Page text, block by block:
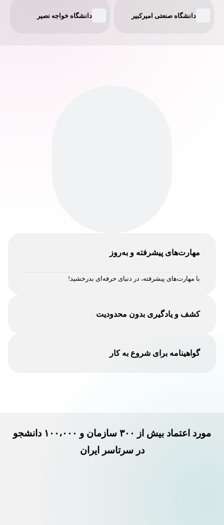
دانشگاه خواجه نصیر دانشگاه صنعتی امیر‌کبیر
مهارت‌های پیشرفته و به‌روز
با مهارت‌های پیشرفته، در دنیای حرفه‌ای بدرخشید!
کشف و یادگیری بدون محدودیت
گواهینامه برای شروع به کار
مورد اعتماد بیش از ۳۰۰ سازمان و ۱۰۰،۰۰۰ دانشجو
در سرتاسر ایران